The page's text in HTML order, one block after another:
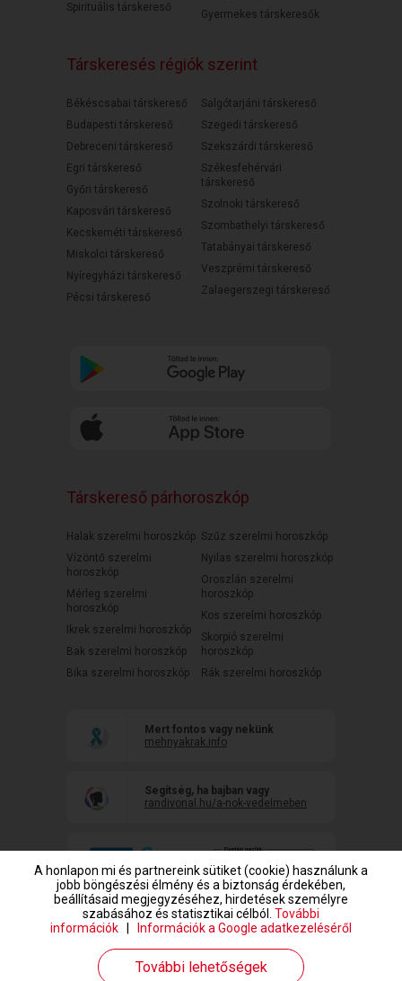
Spirituális társkereső
Gyermekes társkeresők
Társkeresés régiók szerint
Békéscsabai társkereső
Budapesti társkereső
Debreceni társkereső
Egri társkereső
Győri társkereső
Kaposvári társkereső
Kecskeméti társkereső
Miskolci társkereső
Nyíregyházi társkereső
Pécsi társkereső
Salgótarjáni társkereső
Szegedi társkereső
Szekszárdi társkereső
Székesfehérvári
társkereső
Szolnoki társkereső
Szombathelyi társkereső
Tatabányai társkereső
Veszprémi társkereső
Zalaegerszegi társkereső
Társkereső párhoroszkóp
Halak szerelmi horoszkóp
Vízöntő szerelmi
horoszkóp
Mérleg szerelmi
horoszkóp
Ikrek szerelmi horoszkóp
Bak szerelmi horoszkóp
Bika szerelmi horoszkóp
Szűz szerelmi horoszkóp
Nyilas szerelmi horoszkóp
Oroszlán szerelmi
horoszkóp
Kos szerelmi horoszkóp
Skorpió szerelmi
horoszkóp
Rák szerelmi horoszkóp
Mert fontos vagy nekünk
mehnyakrak.info
Segítség, ha bajban vagy
randivonal.hu/a-nok-vedelmeben
www.randivonal.hu © Copyright 1999-2026 Dating Central Europe Zrt.
A honlapon mi és partnereink sütiket (cookie) használunk a
jobb böngészési élmény és a biztonság érdekében,
beállításaid megjegyzéséhez, hirdetések személyre
szabásához és statisztikai célból. További
információk
Információk a Google adatkezeléséről
További lehetőségek